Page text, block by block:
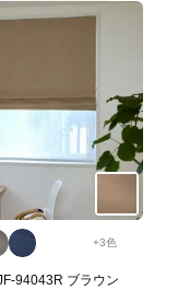
+3色
94043R ブラウン